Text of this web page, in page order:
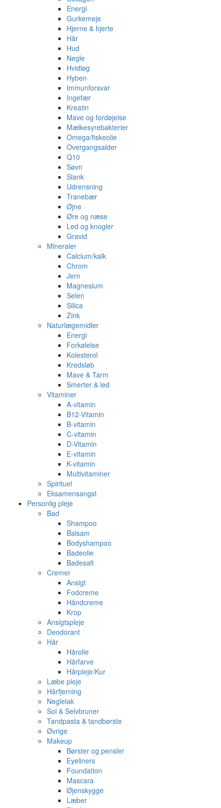
Energi
Gurkemeje
Hjerne & hjerte
Hår
Hud
Negle
Hvidløg
Hyben
Immunforsvar
Ingefær
Kreatin
Mave og fordøjelse
Mælkesyrebakterier
Omega/fiskeolie
Overgangsalder
Q10
Søvn
Slank
Udrensning
Tranebær
Øjne
Øre og næse
Led og knogler
Gravid
Mineraler
Calcium/kalk
Chrom
Jern
Magnesium
Selen
Silica
Zink
Naturlægemidler
Energi
Forkølelse
Kolesterol
Kredsløb
Mave & Tarm
Smerter & led
Vitaminer
A-vitamin
B12-Vitamin
B-vitamin
C-vitamin
D-Vitamin
E-vitamin
K-vitamin
Multivitaminer
Spirituel
Eksamensangst
Personlig pleje
Bad
Shampoo
Balsam
Bodyshampoo
Badeolie
Badesalt
Cremer
Ansigt
Fodcreme
Håndcreme
Krop
Ansigtspleje
Deodorant
Hår
Hårolie
Hårfarve
Hårpleje/Kur
Læbe pleje
Hårfjerning
Neglelak
Sol & Selvbruner
Tandpasta & tandbørste
Øvrige
Makeup
Børster og pensler
Eyeliners
Foundation
Mascara
Øjenskygge
Læber